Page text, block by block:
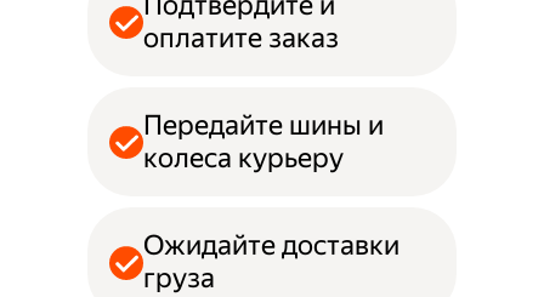
оплатите заказ
Передайте шины и
колеса курьеру
Ожидайте доставки
груза